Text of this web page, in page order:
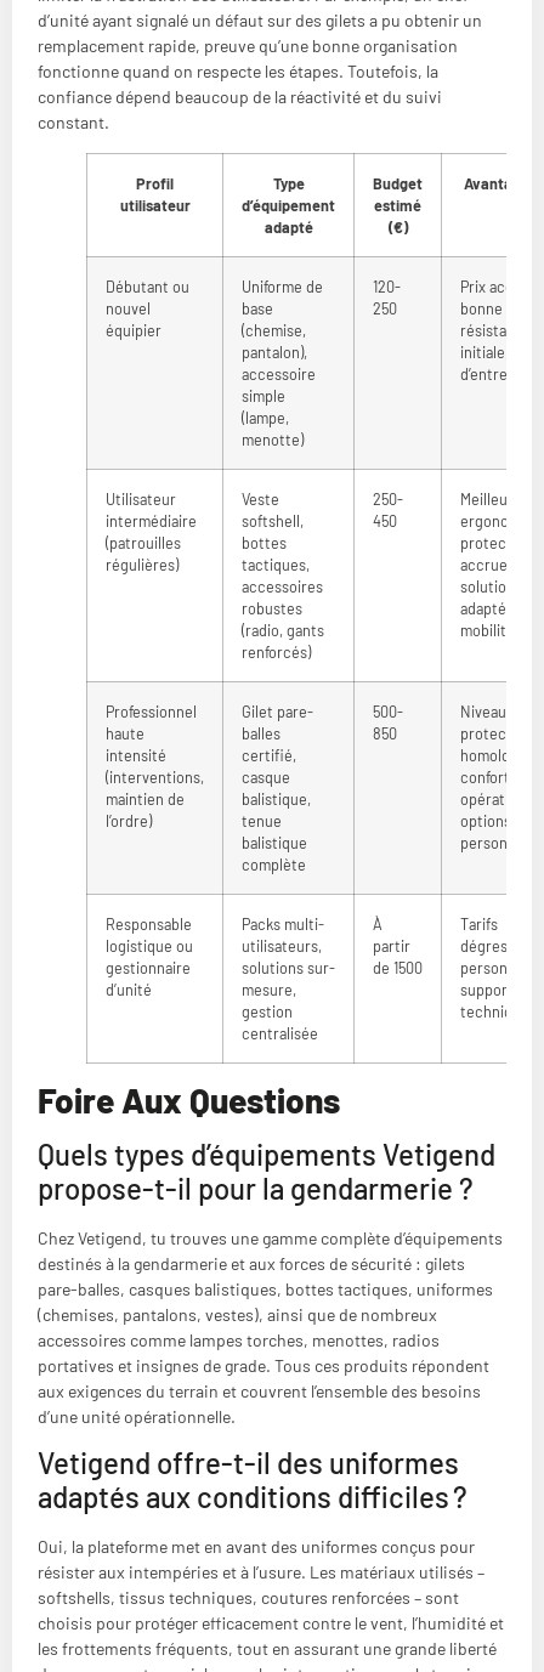
d’unité ayant signalé un défaut sur des gilets a pu obtenir un
remplacement rapide, preuve qu’une bonne organisation
fonctionne quand on respecte les étapes. Toutefois, la
confiance dépend beaucoup de la réactivité et du suivi
constant.
Profil
utilisateur
Type
d’équipement
adapté
Budget
estimé
(€)
Avantages
Débutant ou
nouvel
équipier
Uniforme de
base
(chemise,
pantalon),
accessoire
simple
(lampe,
menotte)
120-
250
Prix
bonne
résistance
initiale,
d’entretien
Utilisateur
intermédiaire
(patrouilles
régulières)
Veste
softshell,
bottes
tactiques,
accessoires
robustes
(radio, gants
renforcés)
250-
450
Meilleure
ergonomie,
protection
accrue,
solutions
adaptées à
mobilité
Professionnel
haute
intensité
(interventions,
maintien de
l’ordre)
Gilet pare-
balles
certifié,
casque
balistique,
tenue
balistique
complète
500-
850
Niveau de
protection
homologué,
confort
options de
Responsable
logistique ou
gestionnaire
d’unité
Packs multi-
utilisateurs,
solutions sur-
mesure,
gestion
centralisée
À
partir
de 1500
Tarifs
dégressifs,
support
technique
Foire Aux Questions
Quels types d’équipements Vetigend
propose-t-il pour la gendarmerie ?
Chez Vetigend, tu trouves une gamme complète d’équipements
destinés à la gendarmerie et aux forces de sécurité : gilets
pare-balles, casques balistiques, bottes tactiques, uniformes
(chemises, pantalons, vestes), ainsi que de nombreux
accessoires comme lampes torches, menottes, radios
portatives et insignes de grade. Tous ces produits répondent
aux exigences du terrain et couvrent l’ensemble des besoins
d’une unité opérationnelle.
Vetigend offre-t-il des uniformes
adaptés aux conditions difficiles ?
Oui, la plateforme met en avant des uniformes conçus pour
résister aux intempéries et à l’usure. Les matériaux utilisés –
softshells, tissus techniques, coutures renforcées – sont
choisis pour protéger efficacement contre le vent, l’humidité et
les frottements fréquents, tout en assurant une grande liberté